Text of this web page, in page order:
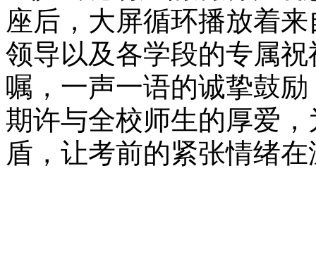
座后，大屏循环播放着
领导以及各学段的专属
嘱，一声一语的诚挚鼓
期许与全校师生的厚爱
盾，让考前的紧张情绪